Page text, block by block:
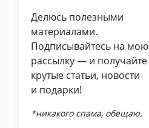
Делюсь полезными
материалами.
Подписывайтесь на мою
рассылку — и получайте
крутые статьи, новости
и подарки!
*никакого спама, обещаю.